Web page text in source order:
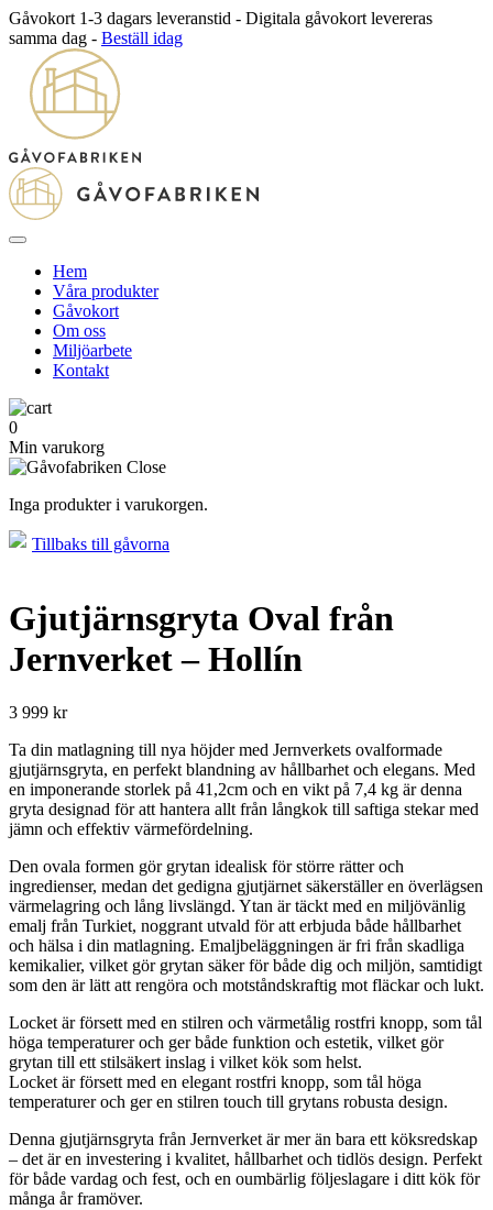
Gåvokort 1-3 dagars leveranstid - Digitala gåvokort levereras
samma dag - Beställ idag
Hem
Våra produkter
Gåvokort
Om oss
Miljöarbete
Kontakt
0
Min varukorg
Inga produkter i varukorgen.
Tillbaks till gåvorna
Gjutjärnsgryta Oval från
Jernverket – Hollín
3 999 kr
Ta din matlagning till nya höjder med Jernverkets ovalformade
gjutjärnsgryta, en perfekt blandning av hållbarhet och elegans. Med
en imponerande storlek på 41,2cm och en vikt på 7,4 kg är denna
gryta designad för att hantera allt från långkok till saftiga stekar med
jämn och effektiv värmefördelning.
Den ovala formen gör grytan idealisk för större rätter och
ingredienser, medan det gedigna gjutjärnet säkerställer en överlägsen
värmelagring och lång livslängd. Ytan är täckt med en miljövänlig
emalj från Turkiet, noggrant utvald för att erbjuda både hållbarhet
och hälsa i din matlagning. Emaljbeläggningen är fri från skadliga
kemikalier, vilket gör grytan säker för både dig och miljön, samtidigt
som den är lätt att rengöra och motståndskraftig mot fläckar och lukt.
Locket är försett med en stilren och värmetålig rostfri knopp, som tål
höga temperaturer och ger både funktion och estetik, vilket gör
grytan till ett stilsäkert inslag i vilket kök som helst.
Locket är försett med en elegant rostfri knopp, som tål höga
temperaturer och ger en stilren touch till grytans robusta design.
Denna gjutjärnsgryta från Jernverket är mer än bara ett köksredskap
– det är en investering i kvalitet, hållbarhet och tidlös design. Perfekt
för både vardag och fest, och en oumbärlig följeslagare i ditt kök för
många år framöver.